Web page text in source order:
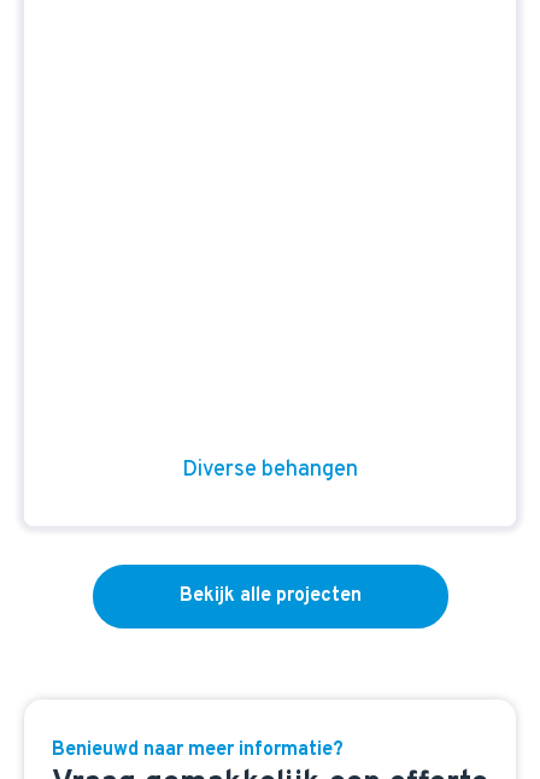
Diverse behangen
Bekijk alle projecten
Benieuwd naar meer informatie?